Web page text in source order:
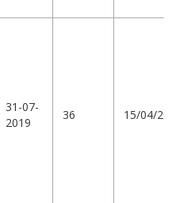
31-07-
2019
36 15/04/